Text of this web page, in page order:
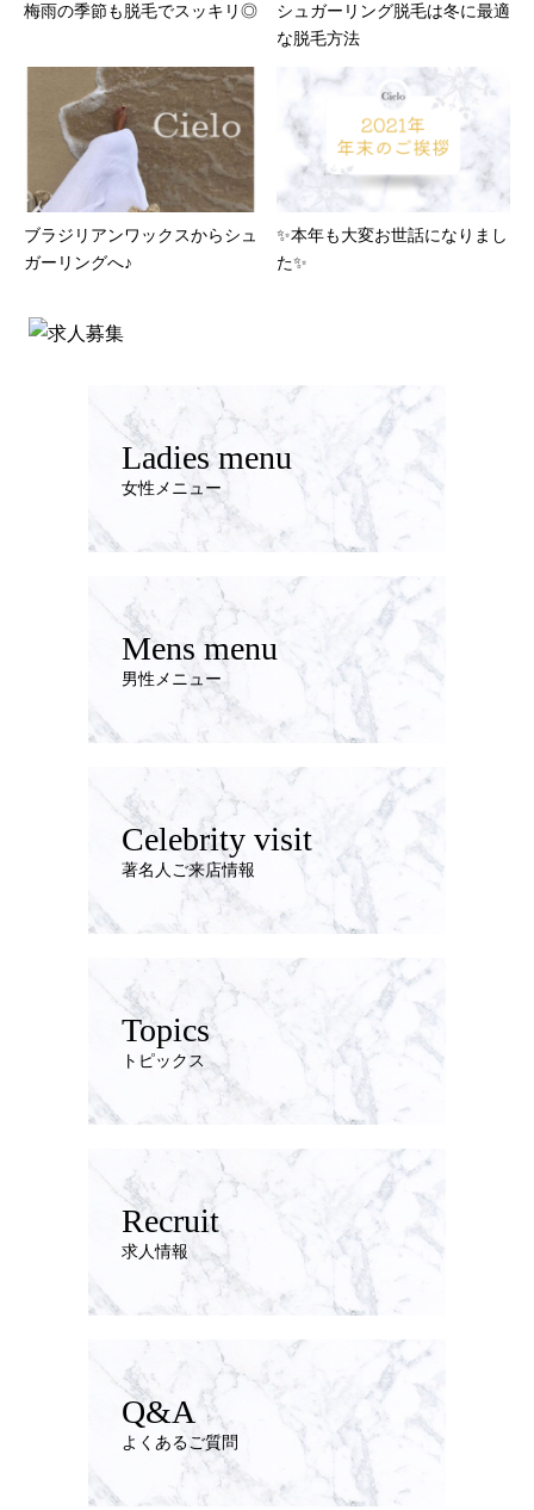
梅雨の季節も脱毛でスッキリ◎
シュガーリング脱毛は冬に最適
な脱毛方法
ブラジリアンワックスからシュ
ガーリングへ♪
✨本年も大変お世話になりまし
た✨
Ladies menu
女性メニュー
Mens menu
男性メニュー
Celebrity visit
著名人ご来店情報
Topics
トピックス
Recruit
求人情報
Q&A
よくあるご質問